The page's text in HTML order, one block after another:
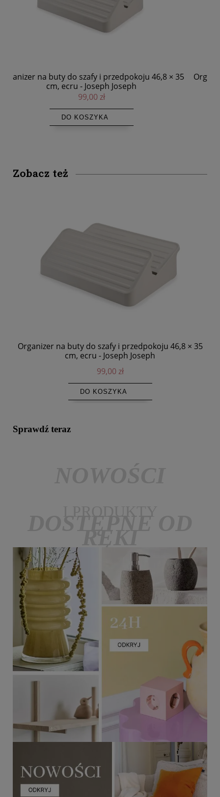
Organizer na buty do szafy i przedpokoju 23,5 x 35
cm, ecru - Joseph Joseph
75,00 zł
DO KOSZYKA
Zobacz też
Organizer na buty do szafy i przedpokoju 46,8 × 35
cm, ecru - Joseph Joseph
99,00 zł
DO KOSZYKA
Sprawdź teraz